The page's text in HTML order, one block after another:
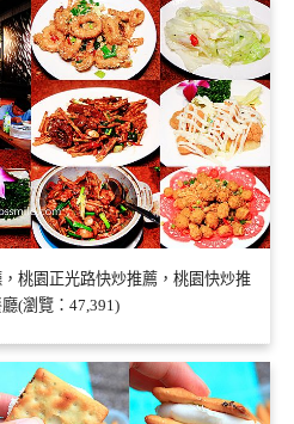
桃園正光路快炒推薦，桃園快炒推
(瀏覽：47,391)